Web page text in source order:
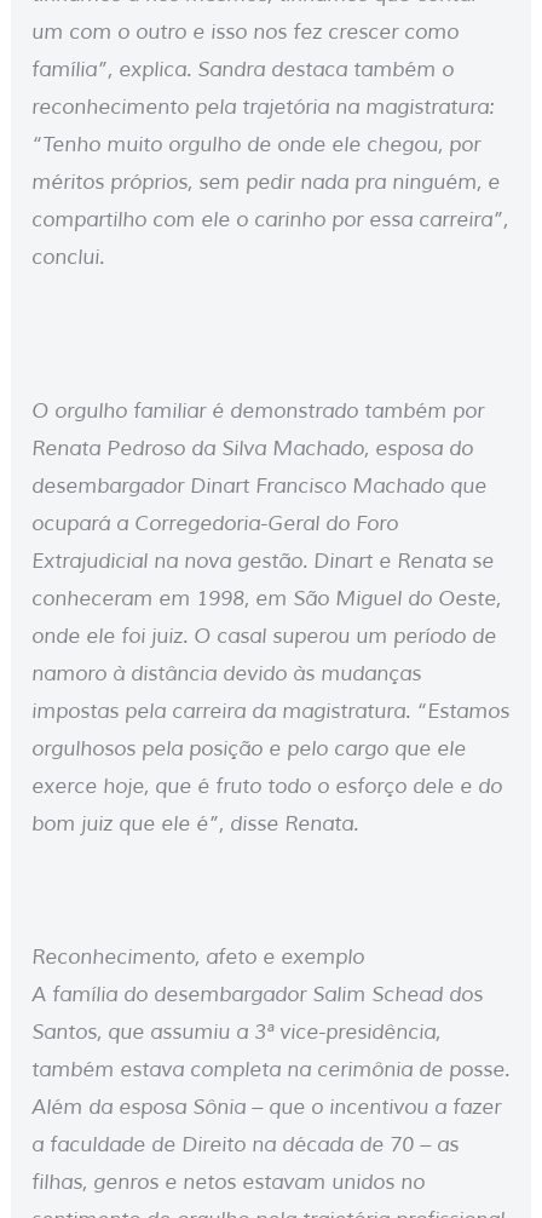
um com o outro e isso nos fez crescer como
família”, explica. Sandra destaca também o
reconhecimento pela trajetória na magistratura:
“Tenho muito orgulho de onde ele chegou, por
méritos próprios, sem pedir nada pra ninguém, e
compartilho com ele o carinho por essa carreira”,
conclui.
O orgulho familiar é demonstrado também por
Renata Pedroso da Silva Machado, esposa do
desembargador Dinart Francisco Machado que
ocupará a Corregedoria-Geral do Foro
Extrajudicial na nova gestão. Dinart e Renata se
conheceram em 1998, em São Miguel do Oeste,
onde ele foi juiz. O casal superou um período de
namoro à distância devido às mudanças
impostas pela carreira da magistratura. “Estamos
orgulhosos pela posição e pelo cargo que ele
exerce hoje, que é fruto todo o esforço dele e do
bom juiz que ele é”, disse Renata.
Reconhecimento, afeto e exemplo
A família do desembargador Salim Schead dos
Santos, que assumiu a 3ª vice-presidência,
também estava completa na cerimônia de posse.
Além da esposa Sônia – que o incentivou a fazer
a faculdade de Direito na década de 70 – as
filhas, genros e netos estavam unidos no